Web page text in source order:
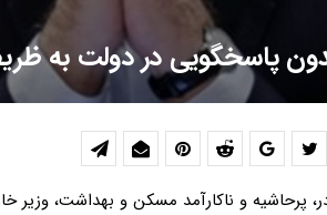
پاسخگویی در دولت به
پرحاشیه و ناکارآمد مسکن و بهداشت،